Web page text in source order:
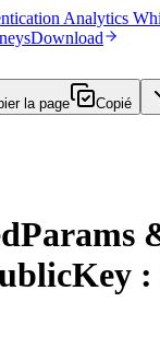
Analytics
Download
la page Copié